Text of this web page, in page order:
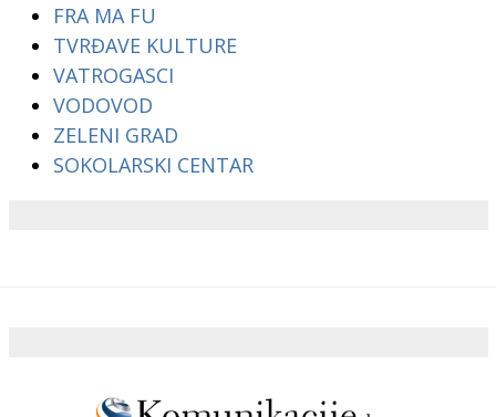
FRA MA FU
TVRĐAVE KULTURE
VATROGASCI
VODOVOD
ZELENI GRAD
SOKOLARSKI CENTAR